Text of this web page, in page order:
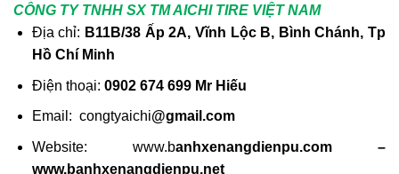
CÔNG TY TNHH SX TM AICHI TIRE VIỆT NAM
Địa chỉ: B11B/38 Ấp 2A, Vĩnh Lộc B, Bình Chánh, Tp
Hồ Chí Minh
Điện thoại: 0902 674 699 Mr Hiếu
Email: congtyaichi@gmail.com
Website: www.banhxenangdienpu.com –
www.banhxenangdienpu.net